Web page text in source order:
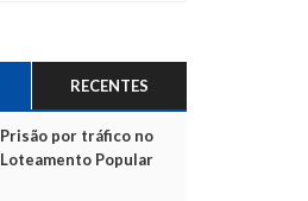
RECENTES
Prisão por tráfico no
Loteamento Popular